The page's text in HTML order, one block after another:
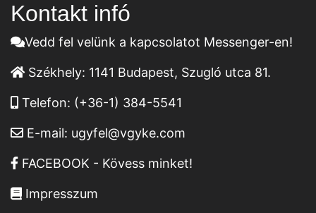
Kontakt infó
Vedd fel velünk a kapcsolatot Messenger-en!
Székhely: 1141 Budapest, Szugló utca 81.
Telefon: (+36-1) 384-5541
E-mail: ugyfel@vgyke.com
FACEBOOK - Kövess minket!
Impresszum